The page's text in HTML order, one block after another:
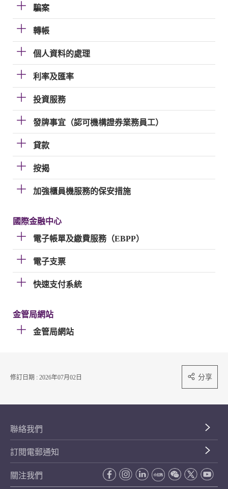
騙案
轉帳
個人資料的處理
利率及匯率
投資服務
發牌事宜（認可機構證券業務員工）
貸款
按揭
加強櫃員機服務的保安措施
國際金融中心
電子帳單及繳費服務（EBPP）
電子支票
快速支付系統
金管局網站
金管局網站
修訂日期 : 2026年07月02日 分享
聯絡我們
訂閱電郵通知
關注我們